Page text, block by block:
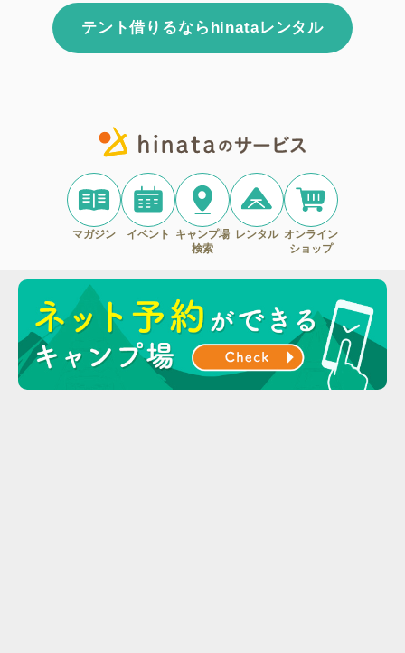
テント借りるならhinataレンタル
マガジン イベント
キャンプ場
検索
レンタル オンライン
ショップ